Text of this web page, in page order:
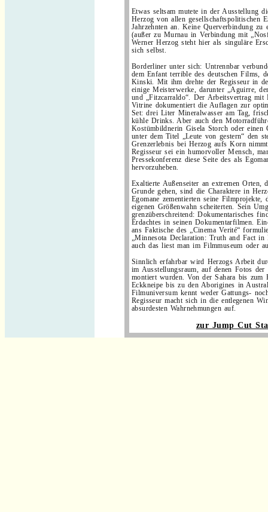
Etwas seltsam mutete in der Ausstellung
Herzog von allen gesellschaftspolitischen
Jahrzehnten an. Keine Querverbindung zu
(außer zu Murnau in Verbindung mit
Werner Herzog steht hier als singuläre
sich selbst.
Borderliner unter sich: Untrennbar
dem Enfant terrible des deutschen Films,
Kinski. Mit ihm drehte der Regisseur in
einige Meisterwerke, darunter „Aguirre,
und „Fitzcarraldo“. Der Arbeitsvertrag
Vitrine dokumentiert die Auflagen zur
Set: drei Liter Mineralwasser am Tag,
kühle Drinks. Aber auch den
Kostümbildnerin Gisela Storch oder einen
unter dem Titel „Leute von gestern“ den
Grenzerlebnis bei Herzog aufs Korn
Regisseur sei ein humorvoller Mensch,
Pressekonferenz diese Seite des als
hervorzuheben.
Exaltierte Außenseiter an extremen Orten,
Grunde gehen, sind die Charaktere in
Egomane zementierten seine Filmprojekte,
eigenen Größenwahn scheiterten. Sein
grenzüberschreitend: Dokumentarisches
Erdachtes in seinen Dokumentarfilmen.
ans Faktische des „Cinema Verité“
„Minnesota Declaration: Truth and Fact in
auch das liest man im Filmmuseum oder
Sinnlich erfahrbar wird Herzogs Arbeit
im Ausstellungsraum, auf denen Fotos
montiert wurden. Von der Sahara bis zum
Eckkneipe bis zu den Aborigines in
Filmuniversum kennt weder Gattungs-
Regisseur macht sich in die entlegenen
absurdesten Wahrnehmungen auf.
zur Jump Cut